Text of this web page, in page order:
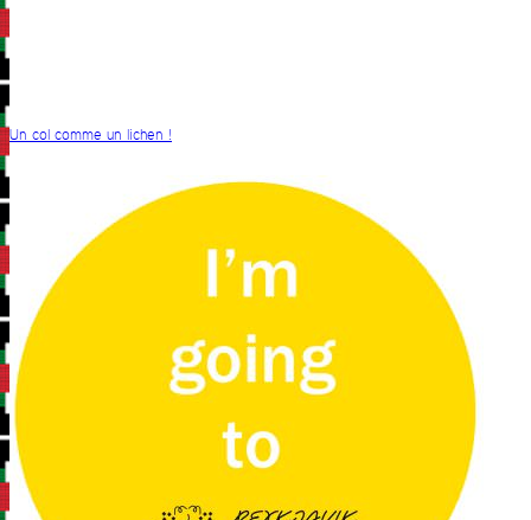
Un col comme un lichen !